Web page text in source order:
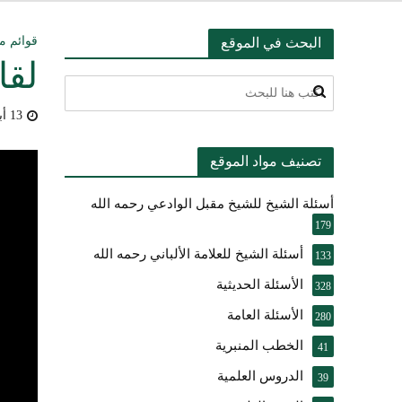
التعليق على
أسئلة عبدالله
بيان بشأن حادث
قوائم
13 أبريل، 2018
البحث في الموقع
تصنيف مواد الموقع
أسئلة الشيخ للشيخ مقبل الوادعي رحمه الله
179
أسئلة الشيخ للعلامة الألباني رحمه الله 133
الأسئلة الحديثية 328
الأسئلة العامة 280
الخطب المنبرية 41
الدروس العلمية 39